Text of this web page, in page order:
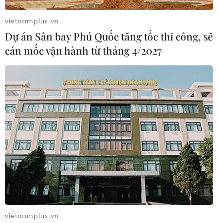
vietnamplus.vn
Dự án Sân bay Phú Quốc tăng tốc thi công, sẽ
cán mốc vận hành từ tháng 4/2027
vietnamplus.vn